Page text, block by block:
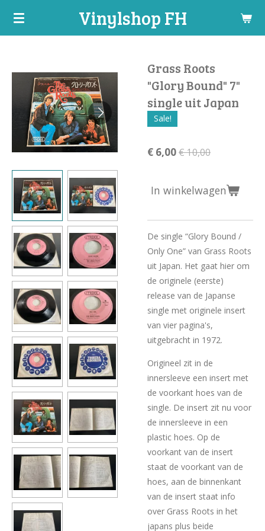
Ga
hoofdinhoud
Vinylshop FH
Grass Roots
"Glory Bound" 7"
single uit Japan
Sale!
€ 6,00€ 10,00
In winkelwagen
De single “Glory Bound /
Only One” van Grass Roots
uit Japan. Het gaat hier om
de originele (eerste)
release van de Japanse
single met originele insert
van vier pagina's,
uitgebracht in 1972.
Origineel zit in de
innersleeve een insert met
de voorkant hoes van de
single. De insert zit nu voor
de innersleeve in een
plastic hoes. Op de
voorkant van de insert
staat de voorkant van de
hoes, aan de binnenkant
van de insert staat info
over Grass Roots in het
japans plus beide